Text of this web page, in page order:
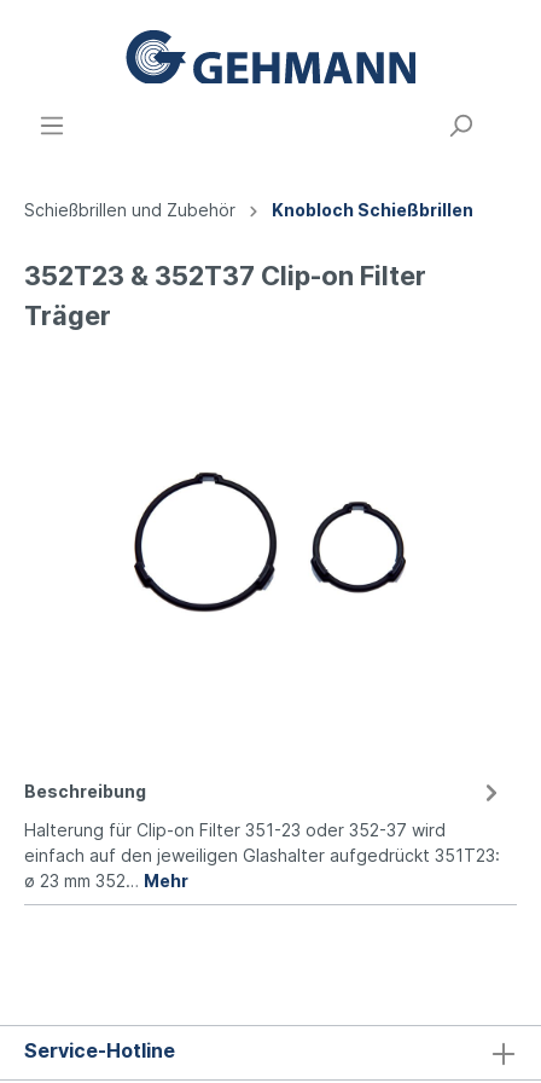
Schießbrillen und Zubehör Knobloch Schießbrillen
352T23 & 352T37 Clip-on Filter
Träger
Beschreibung
Halterung für Clip-on Filter 351-23 oder 352-37 wird
einfach auf den jeweiligen Glashalter aufgedrückt 351T23:
ø 23 mm 352… Mehr
Service-Hotline